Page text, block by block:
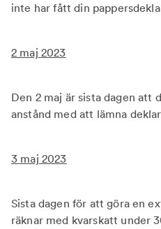
inte har fått din
2 maj 2023
Den 2 maj är sista dagen att
anstånd med att lämna
3 maj 2023
Sista dagen för att göra en
räknar med kvarskatt under